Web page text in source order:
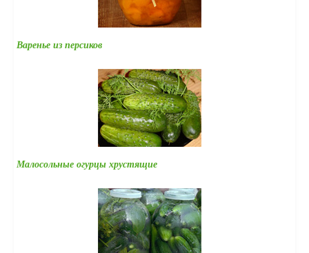
Варенье из персиков
Малосольные огурцы хрустящие